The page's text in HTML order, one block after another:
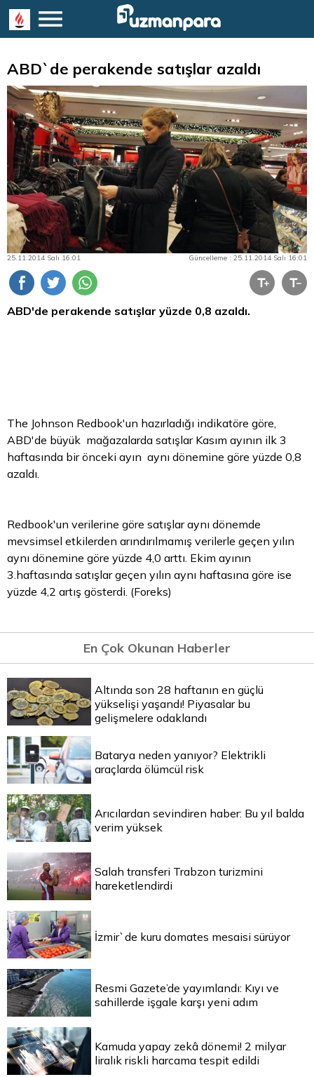
ABD`de perakende satışlar azaldı
25.11.2014 Salı 16:01 Güncelleme : 25.11.2014 Salı 16:01
ABD'de perakende satışlar yüzde 0,8 azaldı.
The Johnson Redbook'un hazırladığı indikatöre göre,
ABD'de büyük mağazalarda satışlar Kasım ayının ilk 3
haftasında bir önceki ayın aynı dönemine göre yüzde 0,8
azaldı.
Redbook'un verilerine göre satışlar aynı dönemde
mevsimsel etkilerden arındırılmamış verilerle geçen yılın
aynı dönemine göre yüzde 4,0 arttı. Ekim ayının
3.haftasında satışlar geçen yılın aynı haftasına göre ise
yüzde 4,2 artış gösterdi. (Foreks)
En Çok Okunan Haberler
Altında son 28 haftanın en güçlü
yükselişi yaşandı! Piyasalar bu
gelişmelere odaklandı
Batarya neden yanıyor? Elektrikli
araçlarda ölümcül risk
Arıcılardan sevindiren haber: Bu yıl balda
verim yüksek
Salah transferi Trabzon turizmini
hareketlendirdi
İzmir`de kuru domates mesaisi sürüyor
Resmi Gazete’de yayımlandı: Kıyı ve
sahillerde işgale karşı yeni adım
Kamuda yapay zekâ dönemi! 2 milyar
liralık riskli harcama tespit edildi